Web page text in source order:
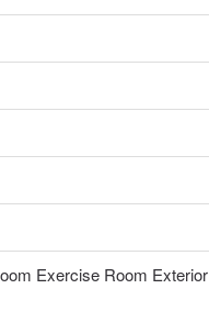
Exercise Room Exterior